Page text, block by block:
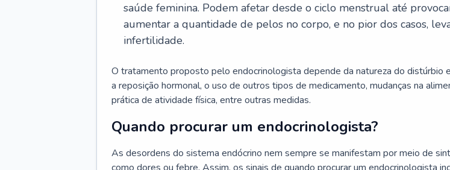
saúde feminina. Podem afetar desde o ciclo menstrual até
aumentar a quantidade de pelos no corpo, e no pior dos casos,
infertilidade.
O tratamento proposto pelo endocrinologista depende da natureza do distúrbio
a reposição hormonal, o uso de outros tipos de medicamento, mudanças na
prática de atividade física, entre outras medidas.
Quando procurar um endocrinologista?
As desordens do sistema endócrino nem sempre se manifestam por meio de